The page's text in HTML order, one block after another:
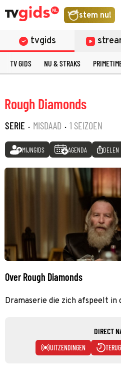
stem nu!
tvgids
TV GIDS NU & STRAKS
Rough Diamonds
SERIE · MISDAAD · 1 SEIZOEN
MIJNGIDS AGENDA DELEN
Over Rough Diamonds
Dramaserie die zich afspeelt in
DIRECT
UITZENDINGEN